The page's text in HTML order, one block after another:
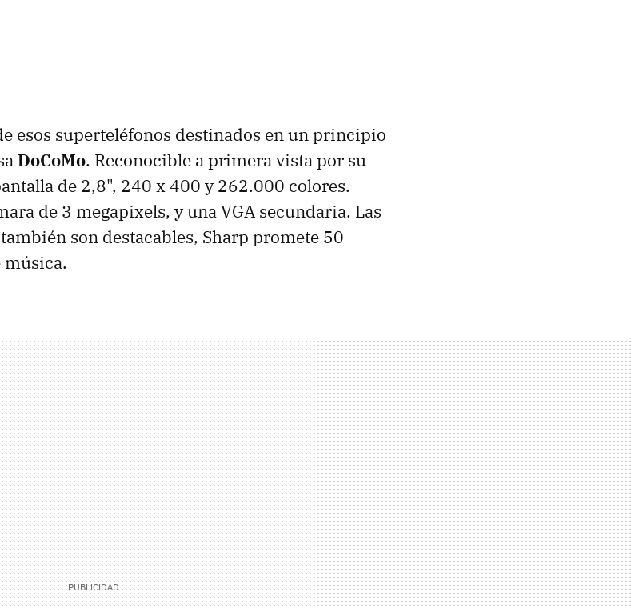
esos superteléfonos destinados en un principio
DoCoMo. Reconocible a primera vista por su
de 2,8", 240 x 400 y 262.000 colores.
de 3 megapixels, y una VGA secundaria. Las
son destacables, Sharp promete 50